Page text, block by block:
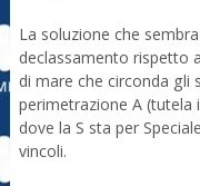
La soluzione che
declassamento rispetto
di mare che circonda gli
perimetrazione A (tutela
dove la S sta per
vincoli.